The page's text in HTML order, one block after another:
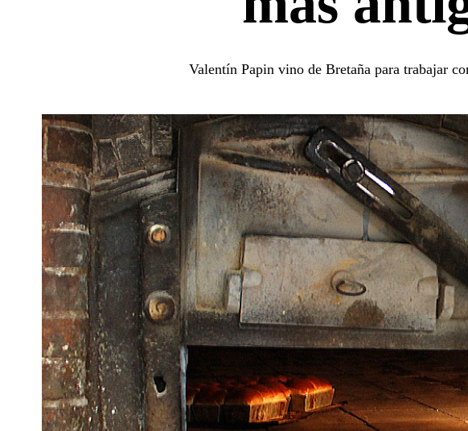
Valentín Papin vino de Bretaña para trabajar